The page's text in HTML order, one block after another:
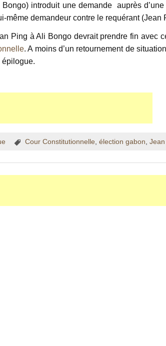
introduit une demande auprès
même demandeur contre le requérant (Jean
Ping à Ali Bongo devrait prendre fin avec
. A moins d’un retournement de
épilogue.
Cour Constitutionnelle ,élection gabon ,